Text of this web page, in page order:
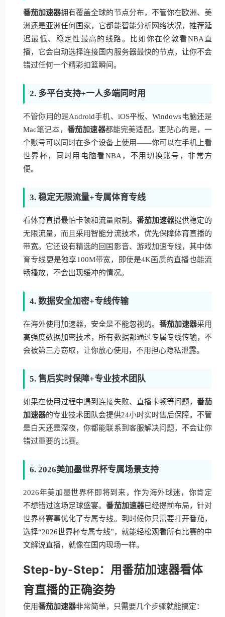
番茄加速器拥有覆盖全球的节点分布，不管你在欧洲、美
洲还是亚洲任何国家，它都能智能分析网络状况，推荐延
迟最低、稳定性最高的线路。比如你在伦敦看NBA直
播，它会自动选择连接国内服务器最快的节点，让你不会
错过任何一个精彩扣篮瞬间。
2. 多平台支持+一人多端同时用
不管你用的是Android手机、iOS平板、Windows电脑还是
Mac笔记本， 番茄加速器都能完美适配。更贴心的是，一
个账号可以同时在多个设备上使用——你可以在手机上看
世界杯，同时用电脑看NBA，不用切换账号，非常方
便。
3. 稳定无限流量+专属体育专线
看体育直播最怕卡顿和流量限制。 番茄加速器提供稳定的
无限流量，而且采用智能分流技术，优先保障体育直播的
带宽。它还设有精选的回国影音、游戏加速专线，其中体
育专线更是独享100M带宽，即使是4K画质的直播也能流
畅播放，不会出现缓冲的情况。
4. 数据安全加密+专线传输
在海外使用加速器，安全是不能忽视的。 番茄加速器采用
高强度数据加密技术，所有数据都通过专属专线传输，不
会被第三方窃取，让你放心使用，不用担心隐私泄露。
5. 售后实时保障+专业技术团队
如果在使用过程中遇到连接失败、直播卡顿等问题， 番茄
加速器的专业技术团队会提供24小时实时售后保障。不管
是白天还是深夜，你都能联系到客服解决问题，不会让你
错过重要的比赛。
6. 2026美加墨世界杯专属场景支持
2026年美加墨世界杯即将到来，作为海外球迷，你肯定
不想错过这场足球盛宴。番茄加速器已经提前布局，针对
世界杯赛事优化了专属专线。到时候你只需要打开番茄，
选择“2026世界杯专属专线”，就能轻松观看所有比赛的中
文解说直播，就像在国内现场一样。
Step-by-Step：用番茄加速器看体
育直播的正确姿势
使用番茄加速器非常简单，只需要几个步骤就能搞定：